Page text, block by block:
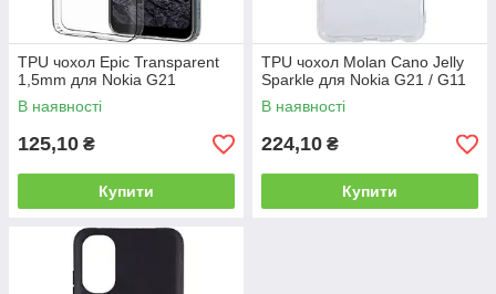
TPU чохол Epic Transparent
1,5mm для Nokia G21
В наявності
125,10 ₴
Купити
TPU чохол Molan Cano Jelly
Sparkle для Nokia G21 / G11
В наявності
224,10 ₴
Купити